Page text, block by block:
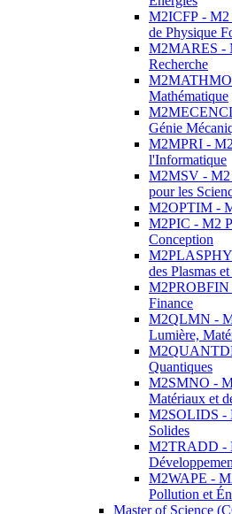
M2ICFP - M2
de Physique
M2MARES -
Recherche
Mathématique
Génie
M2MPRI -
l'Informatique
M2MSV - M2
pour les
M2OPTIM -
M2PIC - M2
Conception
des Plasmas
M2PROBFIN
Finance
M2QLMN -
Lumière,
Quantiques
M2SMNO -
Matériaux et
M2SOLIDS -
Solides
M2TRADD -
M2WAPE -
Pollution et
Master of Science